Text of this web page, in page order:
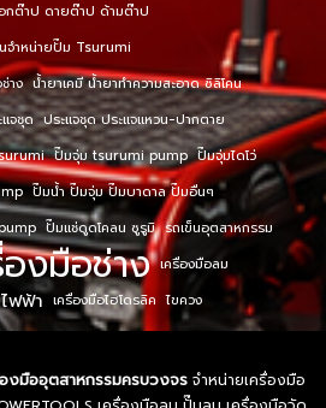
กต๊าป ดายต๊าป ด้ามต๊าป
จำหน่ายปั๊ม Tsurumi
าง น้ำยาเคมี น้ำยาทำความสะอาด ซิลิโคน
จชุด ประแจชุด ประแจแหวน-ปากตาย
ปั๊มจุ่ม tsurumi pump ปั๊มจุ่มไดโว่
ปั๊มน้ำ ปั๊มจุ่ม ปั๊มบาดาล ปั๊มอื่นๆ
ปั๊มแช่ดูดโคลน ซูรูมิ รถเข็นอุตสาหกรรม
องมือช่าง เครื่องมือลม
ฟฟ้า เครื่องมือไฮโดรลิค ไขควง
งมืออุตสาหกรรมครบวงจรจำหน่ายเครื่องมือ